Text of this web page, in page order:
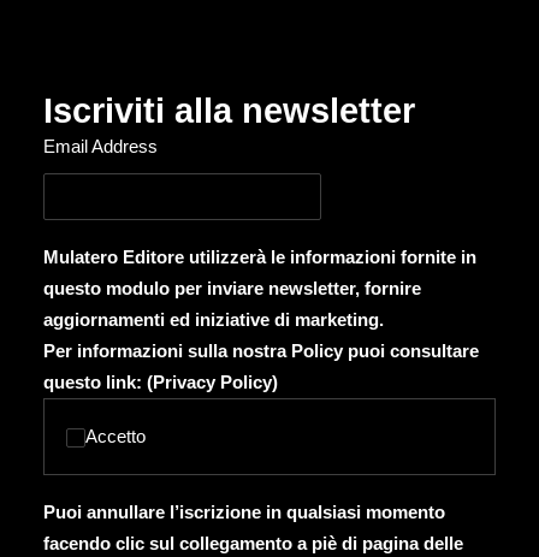
Iscriviti alla newsletter
Email Address
Mulatero Editore utilizzerà le informazioni fornite in
questo modulo per inviare newsletter, fornire
aggiornamenti ed iniziative di marketing.
Per informazioni sulla nostra Policy puoi consultare
questo link: (Privacy Policy)
Accetto
Puoi annullare l’iscrizione in qualsiasi momento
facendo clic sul collegamento a piè di pagina delle